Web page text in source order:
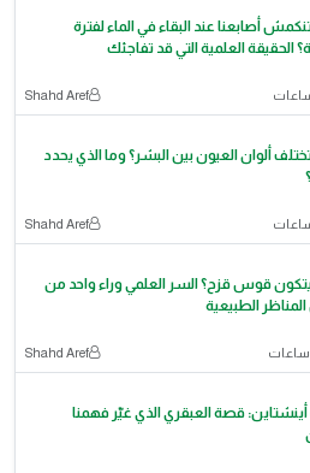
تنكمش أصابعنا عند البقاء في الماء لفترة
الحقيقة العلمية التي قد تفاجئك
Shahd Aref
تختلف ألوان العيون بين البشر؟ وما الذي يحدد
Shahd Aref
قوس قزح؟ السر العلمي وراء واحد من
الطبيعية
Shahd Aref
أينشتاين: قصة العبقري الذي غيّر فهمنا